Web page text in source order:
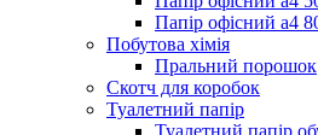
Папір офісний а4
Побутова хімія
Пральний порошок
Скотч для коробок
Туалетний папір
Туалетний папір